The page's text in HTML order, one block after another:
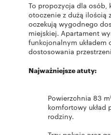
To propozycja dla osób,
otoczenie z dużą ilością
oczekują wygodnego
miejskiej. Apartament
funkcjonalnym układem
dostosowania
Najważniejsze atuty:
Powierzchnia 83
komfortowy układ
rodziny.